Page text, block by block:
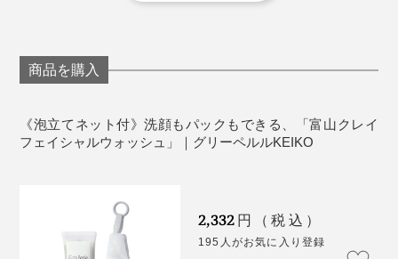
クの間にシャンプーし、すすぎと同時に顔の泡も洗い流
せば完了です。
洗い上がりは、つっぱることなくサッパリ。しっとりと
じ。初回に感じたヒリつきもありません。特に鼻の周り
のザラつきが悩みなのですが、それも1回ですべすべ
MONOCOスタッフ5名で試しましたが、口を揃えて「こ
れ、めっちゃいいね！」 「濃密泡で洗顔、そのままパ
商品を購入
《泡立てネット付》洗顔もパックもできる、「富山クレイ
フェイシャルウォッシュ」｜グリーペルルKEIKO
2,332 円（税込）
195人がお気に入り登録